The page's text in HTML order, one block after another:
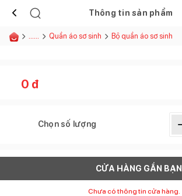
Thông tin sản phẩm
...... Quần áo sơ sinh Bộ quần áo sơ sinh
0 đ
Chọn số lượng
CỬA HÀNG GẦN BẠN
Chưa có thông tin cửa hàng.